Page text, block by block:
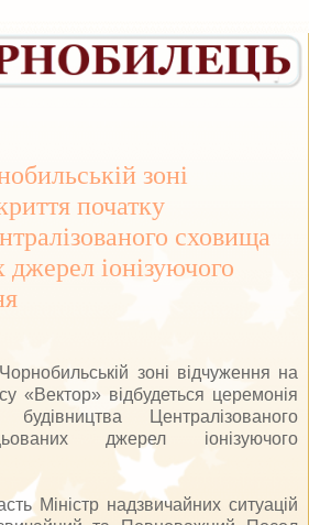
зоні
початку
сховища
джерел іонізуючого
зоні відчуження на
«Вектор» відбудеться церемонія
будівництва Централізованого
джерел іонізуючого
Міністр надзвичайних ситуацій